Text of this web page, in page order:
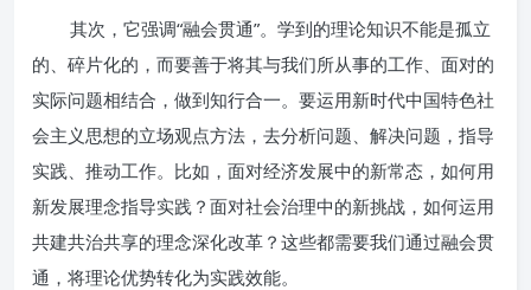
其次，它强调“融会贯通”。学到的理论知识不能是孤立
的、碎片化的，而要善于将其与我们所从事的工作、面对的
实际问题相结合，做到知行合一。要运用新时代中国特色社
会主义思想的立场观点方法，去分析问题、解决问题，指导
实践、推动工作。比如，面对经济发展中的新常态，如何用
新发展理念指导实践？面对社会治理中的新挑战，如何运用
共建共治共享的理念深化改革？这些都需要我们通过融会贯
通，将理论优势转化为实践效能。